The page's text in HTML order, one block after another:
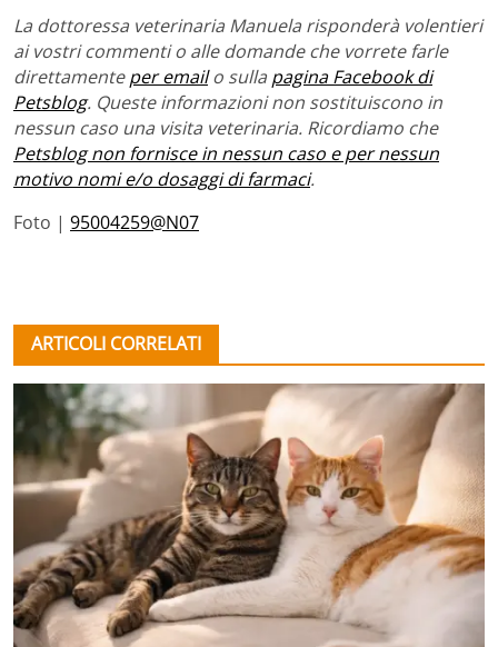
La dottoressa veterinaria Manuela risponderà volentieri
ai vostri commenti o alle domande che vorrete farle
direttamenteper emailo sulla pagina Facebook di
Petsblog. Queste informazioni non sostituiscono in
nessun caso una visita veterinaria. Ricordiamo che
Petsblog non fornisce in nessun caso e per nessun
motivo nomi e/o dosaggi di farmaci.
Foto | 95004259@N07
ARTICOLI CORRELATI